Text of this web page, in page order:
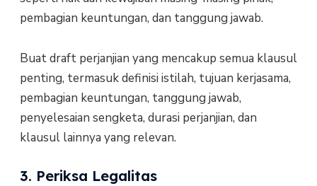
pembagian keuntungan, dan tanggung jawab.
Buat draft perjanjian yang mencakup semua klausul
penting, termasuk definisi istilah, tujuan kerjasama,
pembagian keuntungan, tanggung jawab,
penyelesaian sengketa, durasi perjanjian, dan
klausul lainnya yang relevan.
3. Periksa Legalitas